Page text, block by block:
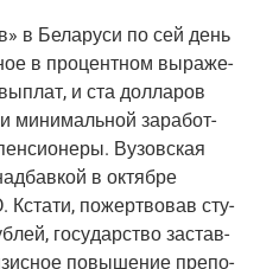
в Бела­ру­си по сей день
в про­цент­ном выра­же­
и ста дол­ла­ров
мини­маль­ной зара­бот­
Вузов­ская
в октяб­ре
Кста­ти, пожерт­во­вав сту­
госу­дар­ство застав­
повы­ше­ние пре­по­